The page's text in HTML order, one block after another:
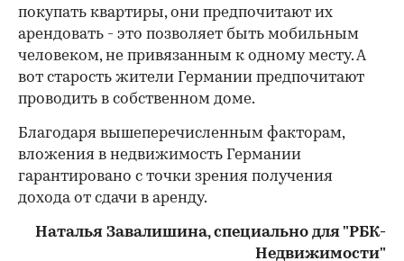
покупать квартиры, они предпочитают их
арендовать - это позволяет быть мобильным
человеком, не привязанным к одному месту. А
вот старость жители Германии предпочитают
проводить в собственном доме.
Благодаря вышеперечисленным факторам,
вложения в недвижимость Германии
гарантировано с точки зрения получения
дохода от сдачи в аренду.
Наталья Завалишина, специально для "РБК-
Недвижимости"